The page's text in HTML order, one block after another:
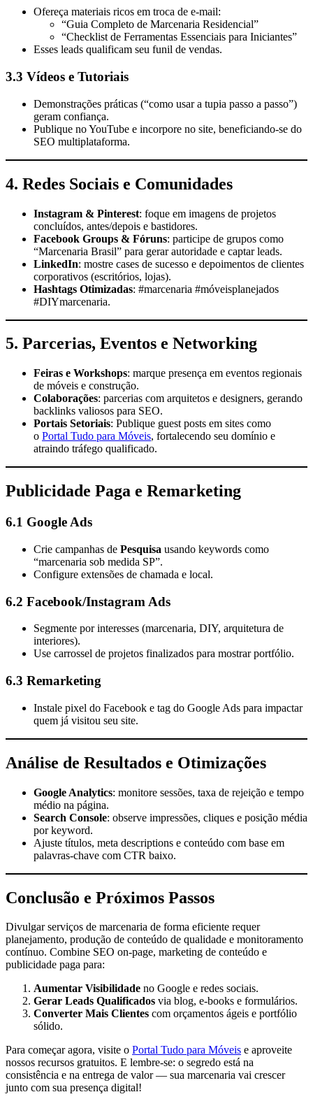
Ofereça materiais ricos em troca de e-mail:
“Guia Completo de Marcenaria Residencial”
“Checklist de Ferramentas Essenciais para Iniciantes”
Esses leads qualificam seu funil de vendas.
3.3 Vídeos e Tutoriais
Demonstrações práticas (“como usar a tupia passo a passo”)
geram confiança.
Publique no YouTube e incorpore no site, beneficiando-se do
SEO multiplataforma.
4. Redes Sociais e Comunidades
Instagram & Pinterest: foque em imagens de projetos
concluídos, antes/depois e bastidores.
Facebook Groups & Fóruns: participe de grupos como
“Marcenaria Brasil” para gerar autoridade e captar leads.
LinkedIn: mostre cases de sucesso e depoimentos de clientes
corporativos (escritórios, lojas).
Hashtags Otimizadas: #marcenaria #móveisplanejados
#DIYmarcenaria.
5. Parcerias, Eventos e Networking
Feiras e Workshops: marque presença em eventos regionais
de móveis e construção.
Colaborações: parcerias com arquitetos e designers, gerando
backlinks valiosos para SEO.
Portais Setoriais: Publique guest posts em sites como
o Portal Tudo para Móveis, fortalecendo seu domínio e
atraindo tráfego qualificado.
Publicidade Paga e Remarketing
6.1 Google Ads
Crie campanhas de Pesquisa usando keywords como
“marcenaria sob medida SP”.
Configure extensões de chamada e local.
6.2 Facebook/Instagram Ads
Segmente por interesses (marcenaria, DIY, arquitetura de
interiores).
Use carrossel de projetos finalizados para mostrar portfólio.
6.3 Remarketing
Instale pixel do Facebook e tag do Google Ads para impactar
quem já visitou seu site.
Análise de Resultados e Otimizações
Google Analytics: monitore sessões, taxa de rejeição e tempo
médio na página.
Search Console: observe impressões, cliques e posição média
por keyword.
Ajuste títulos, meta descriptions e conteúdo com base em
palavras-chave com CTR baixo.
Conclusão e Próximos Passos
Divulgar serviços de marcenaria de forma eficiente requer
planejamento, produção de conteúdo de qualidade e monitoramento
contínuo. Combine SEO on-page, marketing de conteúdo e
publicidade paga para:
Aumentar Visibilidade no Google e redes sociais.
Gerar Leads Qualificados via blog, e-books e formulários.
Converter Mais Clientes com orçamentos ágeis e portfólio
sólido.
Para começar agora, visite o Portal Tudo para Móveis e aproveite
nossos recursos gratuitos. E lembre-se: o segredo está na
consistência e na entrega de valor — sua marcenaria vai crescer
junto com sua presença digital!